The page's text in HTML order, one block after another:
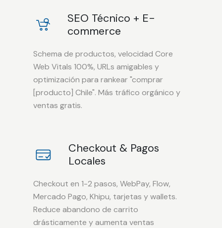
SEO Técnico + E-
commerce
Schema de productos, velocidad Core
Web Vitals 100%, URLs amigables y
optimización para rankear "comprar
[producto] Chile". Más tráfico orgánico y
ventas gratis.
Checkout & Pagos
Locales
Checkout en 1-2 pasos, WebPay, Flow,
Mercado Pago, Khipu, tarjetas y wallets.
Reduce abandono de carrito
drásticamente y aumenta ventas